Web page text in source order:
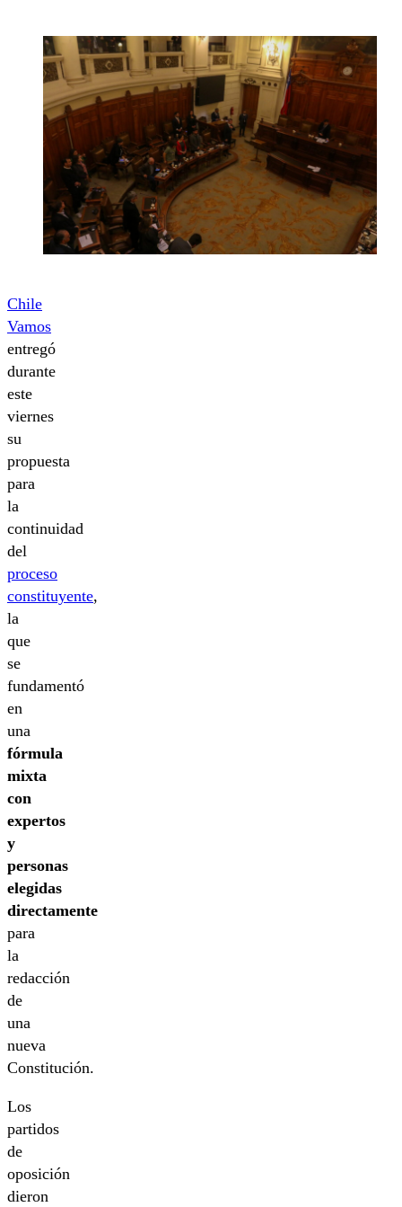
Chile
Vamos
entregó
durante
este
viernes
su
propuesta
para
la
continuidad
del
proceso
constituyente,
la
que
se
fundamentó
en
una
fórmula
mixta
con
expertos
y
personas
elegidas
directamente
para
la
redacción
de
una
nueva
Constitución.
Los
partidos
de
oposición
dieron